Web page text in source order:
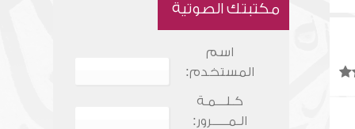
مكتبتك الصوتية
اسم
المستخدم:
كـلـــمـة
الـمـــــرور: